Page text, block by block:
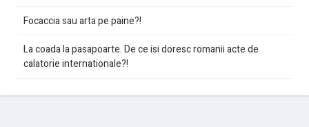
Focaccia sau arta pe paine?!
La coada la pasapoarte. De ce isi doresc romanii acte de
calatorie internationale?!